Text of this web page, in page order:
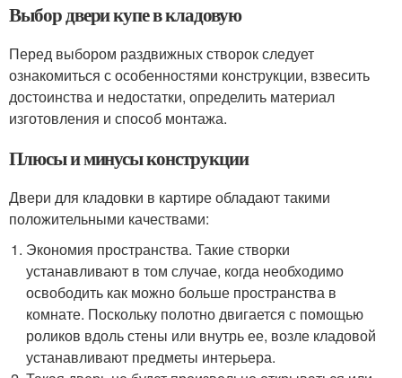
Выбор двери купе в кладовую
Перед выбором раздвижных створок следует
ознакомиться с особенностями конструкции, взвесить
достоинства и недостатки, определить материал
изготовления и способ монтажа.
Плюсы и минусы конструкции
Двери для кладовки в картире обладают такими
положительными качествами:
Экономия пространства. Такие створки
устанавливают в том случае, когда необходимо
освободить как можно больше пространства в
комнате. Поскольку полотно двигается с помощью
роликов вдоль стены или внутрь ее, возле кладовой
устанавливают предметы интерьера.